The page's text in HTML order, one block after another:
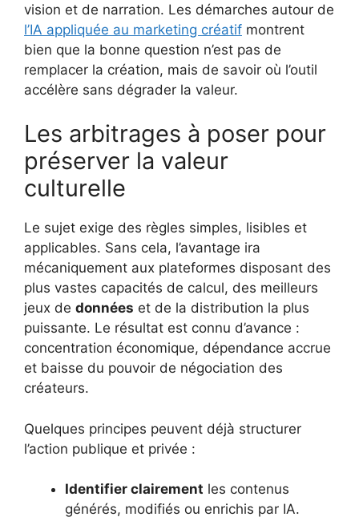
vision et de narration. Les démarches autour de
l’IA appliquée au marketing créatif montrent
bien que la bonne question n’est pas de
remplacer la création, mais de savoir où l’outil
accélère sans dégrader la valeur.
Les arbitrages à poser pour
préserver la valeur
culturelle
Le sujet exige des règles simples, lisibles et
applicables. Sans cela, l’avantage ira
mécaniquement aux plateformes disposant des
plus vastes capacités de calcul, des meilleurs
jeux de données et de la distribution la plus
puissante. Le résultat est connu d’avance :
concentration économique, dépendance accrue
et baisse du pouvoir de négociation des
créateurs.
Quelques principes peuvent déjà structurer
l’action publique et privée :
Identifier clairement les contenus
générés, modifiés ou enrichis par IA.